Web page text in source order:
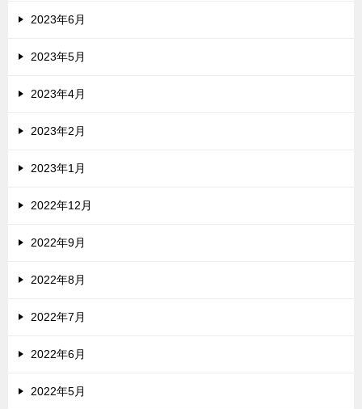
2023年6月
2023年5月
2023年4月
2023年2月
2023年1月
2022年12月
2022年9月
2022年8月
2022年7月
2022年6月
2022年5月